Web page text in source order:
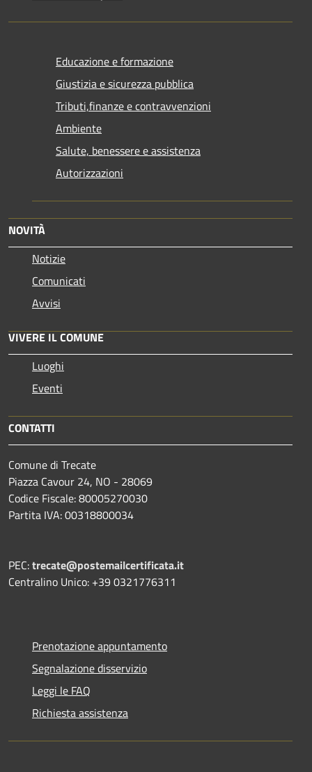
Educazione e formazione
Giustizia e sicurezza pubblica
Tributi,finanze e contravvenzioni
Ambiente
Salute, benessere e assistenza
Autorizzazioni
NOVITÀ
Notizie
Comunicati
Avvisi
VIVERE IL COMUNE
Luoghi
Eventi
CONTATTI
Comune di Trecate
Piazza Cavour 24, NO - 28069
Codice Fiscale: 80005270030
Partita IVA: 00318800034
PEC:trecate@postemailcertificata.it
Centralino Unico: +39 0321776311
Prenotazione appuntamento
Segnalazione disservizio
Leggi le FAQ
Richiesta assistenza